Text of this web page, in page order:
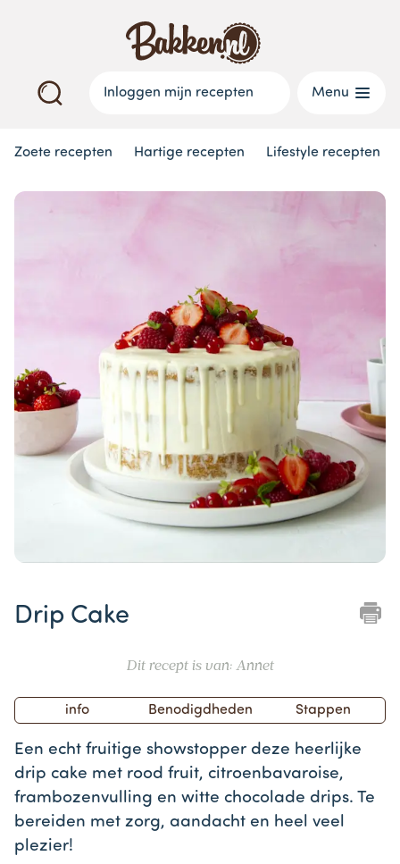
Inloggen mijn recepten Menu
Zoete recepten Hartige recepten Lifestyle recepten
Drip Cake
Dit recept is van: Annet
of
info Benodigdheden Stappen
Een echt fruitige showstopper deze heerlijke
drip cake met rood fruit, citroenbavaroise,
frambozenvulling en witte chocolade drips. Te
bereiden met zorg, aandacht en heel veel
plezier!